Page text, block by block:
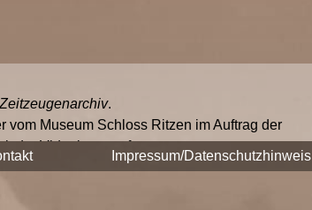
.
vom Museum Schloss Ritzen im Auftrag der
der Videokamera fest.
zu Themen und Zeitzeugen
Impressum/Datenschutzhinweis